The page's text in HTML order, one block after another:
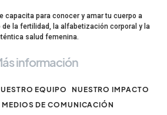
capacita para conocer y amar tu cuerpo a
la fertilidad, la alfabetización corporal y la
salud femenina.
información
EQUIPO
NUESTRO IMPACTO
MEDIOS DE COMUNICACIÓN